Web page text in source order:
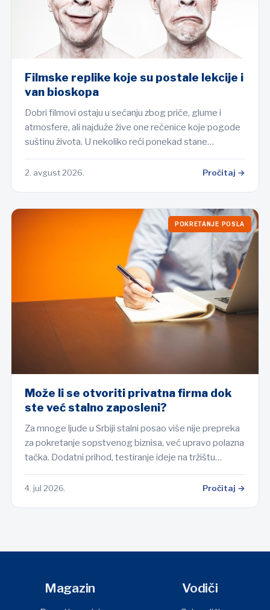
Filmske replike koje su postale lekcije i
van bioskopa
Dobri filmovi ostaju u sećanju zbog priče, glume i
atmosfere, ali najduže žive one rečenice koje pogode
suštinu života. U nekoliko reči ponekad stane…
2. avgust 2026. Pročitaj →
POKRETANJE POSLA
Može li se otvoriti privatna firma dok
ste već stalno zaposleni?
Za mnoge ljude u Srbiji stalni posao više nije prepreka
za pokretanje sopstvenog biznisa, već upravo polazna
tačka. Dodatni prihod, testiranje ideje na tržištu…
4. jul 2026. Pročitaj →
Magazin Vodiči